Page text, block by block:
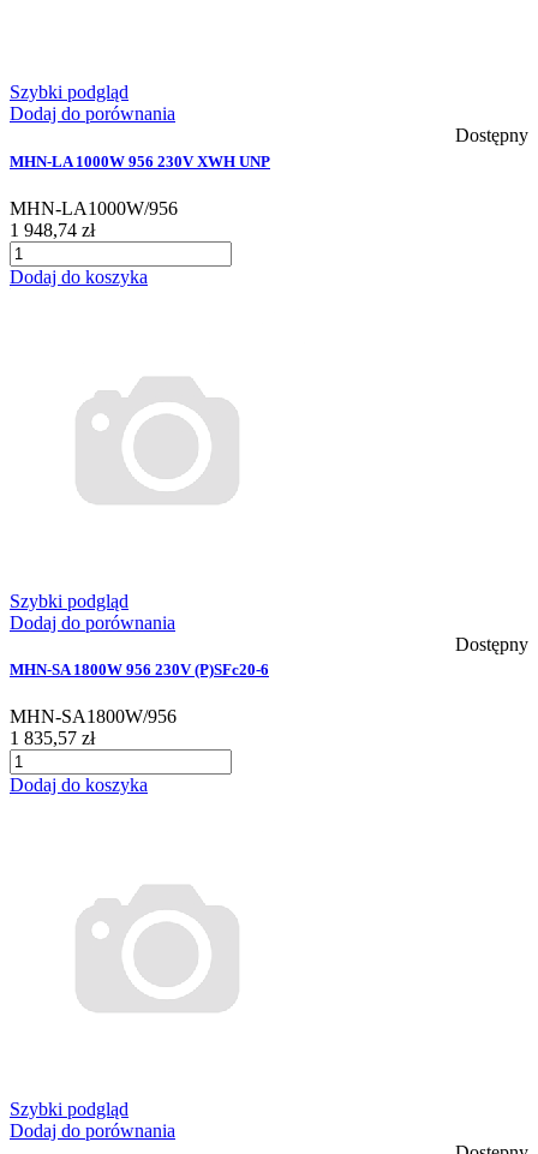
Szybki podgląd
Dodaj do porównania
Dostępny
MHN-LA 1000W 956 230V XWH UNP
MHN-LA1000W/956
1 948,74 zł
Dodaj do koszyka
Szybki podgląd
Dodaj do porównania
Dostępny
MHN-SA 1800W 956 230V (P)SFc20-6
MHN-SA1800W/956
1 835,57 zł
Dodaj do koszyka
Szybki podgląd
Dodaj do porównania